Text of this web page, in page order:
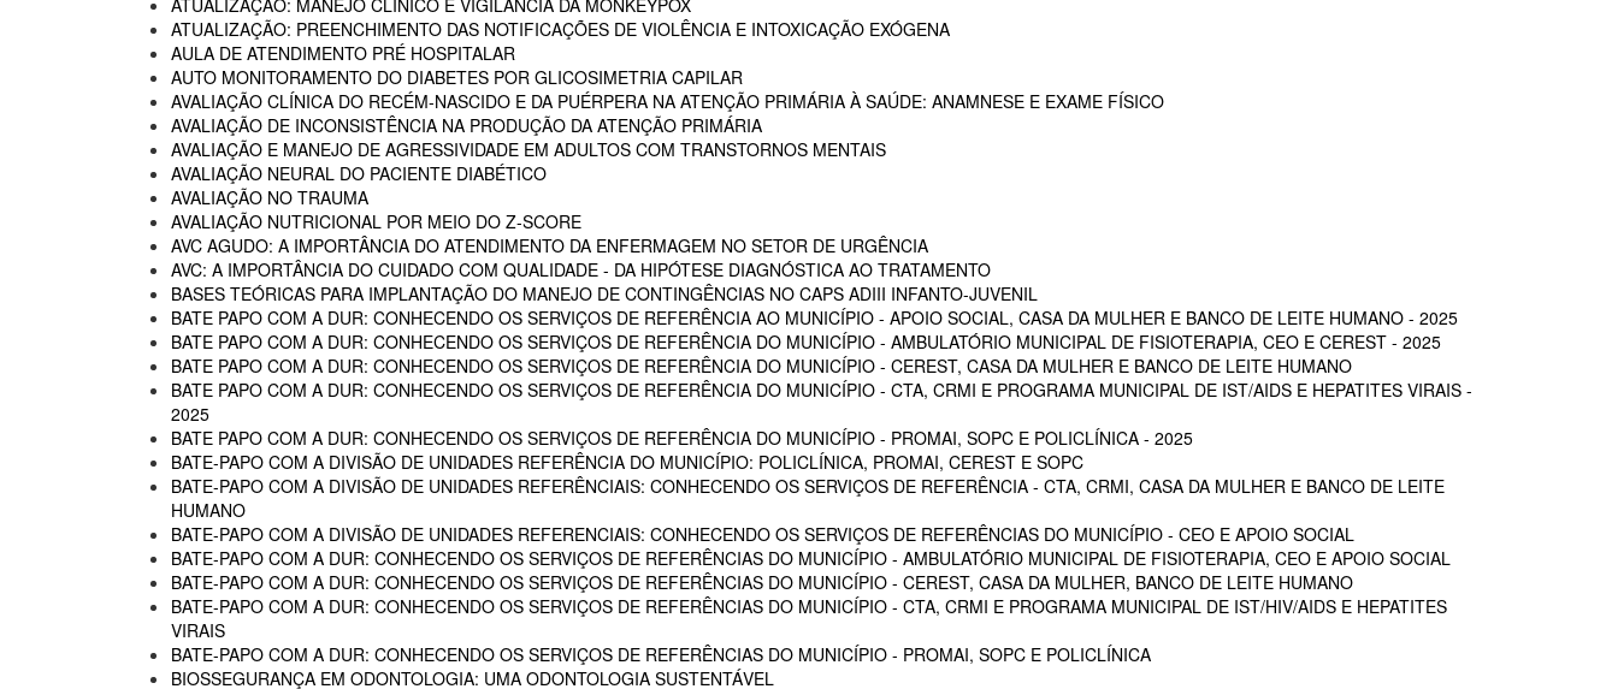
ATUALIZAÇÃO: MANEJO CLÍNICO E VIGILÂNCIA DA MONKEYPOX
ATUALIZAÇÃO: PREENCHIMENTO DAS NOTIFICAÇÕES DE VIOLÊNCIA E INTOXICAÇÃO EXÓGENA
AULA DE ATENDIMENTO PRÉ HOSPITALAR
AUTO MONITORAMENTO DO DIABETES POR GLICOSIMETRIA CAPILAR
AVALIAÇÃO CLÍNICA DO RECÉM-NASCIDO E DA PUÉRPERA NA ATENÇÃO PRIMÁRIA À SAÚDE: ANAMNESE E EXAME FÍSICO
AVALIAÇÃO DE INCONSISTÊNCIA NA PRODUÇÃO DA ATENÇÃO PRIMÁRIA
AVALIAÇÃO E MANEJO DE AGRESSIVIDADE EM ADULTOS COM TRANSTORNOS MENTAIS
AVALIAÇÃO NEURAL DO PACIENTE DIABÉTICO
AVALIAÇÃO NO TRAUMA
AVALIAÇÃO NUTRICIONAL POR MEIO DO Z-SCORE
AVC AGUDO: A IMPORTÂNCIA DO ATENDIMENTO DA ENFERMAGEM NO SETOR DE URGÊNCIA
AVC: A IMPORTÂNCIA DO CUIDADO COM QUALIDADE - DA HIPÓTESE DIAGNÓSTICA AO TRATAMENTO
BASES TEÓRICAS PARA IMPLANTAÇÃO DO MANEJO DE CONTINGÊNCIAS NO CAPS ADIII INFANTO-JUVENIL
BATE PAPO COM A DUR: CONHECENDO OS SERVIÇOS DE REFERÊNCIA AO MUNICÍPIO - APOIO SOCIAL, CASA DA MULHER E BANCO DE LEITE HUMANO - 2025
BATE PAPO COM A DUR: CONHECENDO OS SERVIÇOS DE REFERÊNCIA DO MUNICÍPIO - AMBULATÓRIO MUNICIPAL DE FISIOTERAPIA, CEO E CEREST - 2025
BATE PAPO COM A DUR: CONHECENDO OS SERVIÇOS DE REFERÊNCIA DO MUNICÍPIO - CEREST, CASA DA MULHER E BANCO DE LEITE HUMANO
BATE PAPO COM A DUR: CONHECENDO OS SERVIÇOS DE REFERÊNCIA DO MUNICÍPIO - CTA, CRMI E PROGRAMA MUNICIPAL DE IST/AIDS E HEPATITES VIRAIS -
2025
BATE PAPO COM A DUR: CONHECENDO OS SERVIÇOS DE REFERÊNCIA DO MUNICÍPIO - PROMAI, SOPC E POLICLÍNICA - 2025
BATE-PAPO COM A DIVISÃO DE UNIDADES REFERÊNCIA DO MUNICÍPIO: POLICLÍNICA, PROMAI, CEREST E SOPC
BATE-PAPO COM A DIVISÃO DE UNIDADES REFERÊNCIAIS: CONHECENDO OS SERVIÇOS DE REFERÊNCIA - CTA, CRMI, CASA DA MULHER E BANCO DE LEITE
HUMANO
BATE-PAPO COM A DIVISÃO DE UNIDADES REFERENCIAIS: CONHECENDO OS SERVIÇOS DE REFERÊNCIAS DO MUNICÍPIO - CEO E APOIO SOCIAL
BATE-PAPO COM A DUR: CONHECENDO OS SERVIÇOS DE REFERÊNCIAS DO MUNICÍPIO - AMBULATÓRIO MUNICIPAL DE FISIOTERAPIA, CEO E APOIO SOCIAL
BATE-PAPO COM A DUR: CONHECENDO OS SERVIÇOS DE REFERÊNCIAS DO MUNICÍPIO - CEREST, CASA DA MULHER, BANCO DE LEITE HUMANO
BATE-PAPO COM A DUR: CONHECENDO OS SERVIÇOS DE REFERÊNCIAS DO MUNICÍPIO - CTA, CRMI E PROGRAMA MUNICIPAL DE IST/HIV/AIDS E HEPATITES
VIRAIS
BATE-PAPO COM A DUR: CONHECENDO OS SERVIÇOS DE REFERÊNCIAS DO MUNICÍPIO - PROMAI, SOPC E POLICLÍNICA
BIOSSEGURANÇA EM ODONTOLOGIA: UMA ODONTOLOGIA SUSTENTÁVEL